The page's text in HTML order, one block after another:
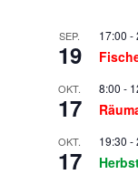
SEP.
19
17:00 -
OKT.
17
8:00 -
OKT.
17
19:30 -